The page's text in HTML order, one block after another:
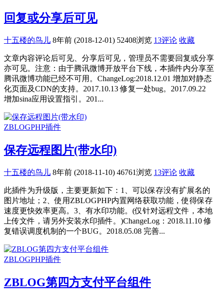
回复或分享后可见
十五楼的鸟儿 8年前 (2018-12-01) 52408浏览 13评论 收藏
文章内容评论后可见、分享后可见，管理员不需要回复或分享
亦可见。注意：由于腾讯微博开放平台下线，本插件内分享至
腾讯微博功能已经不可用。ChangeLog:2018.12.01 增加对静态
化页面及CDN的支持。2017.10.13 修复一处bug。2017.09.22
增加sina应用设置指引。201...
ZBLOGPHP插件
保存远程图片(带水印)
十五楼的鸟儿 8年前 (2018-11-10) 46761浏览 13评论 收藏
此插件为升级版，主要更新如下：1、可以保存没有扩展名的
图片地址；2、使用ZBLOGPHP内置网络获取功能，使得保存
速度更快效率更高。3、有水印功能。(仅针对远程文件，本地
上传文件，请另外安装水印插件。)ChangeLog：2018.11.10 修
复错误调度机制的一个BUG。2018.05.08 完善...
ZBLOGPHP插件
ZBLOG第四方支付平台组件